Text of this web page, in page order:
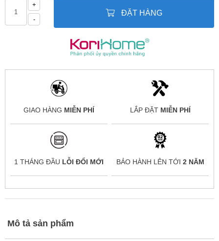
+
-
ĐẶT HÀNG
GIAO HÀNG MIỄN PHÍ LẮP ĐẶT MIỄN PHÍ
1 THÁNG ĐẦU LỖI ĐỔI MỚI BẢO HÀNH LÊN TỚI 2 NĂM
Mô tả sản phẩm